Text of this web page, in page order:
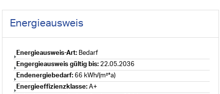
Energieausweis
Energieausweis-Art: Bedarf
Engergieausweis gültig bis: 22.05.2036
Endenergiebedarf: 66 kWh/(m²*a)
Energieeffizienzklasse: A+